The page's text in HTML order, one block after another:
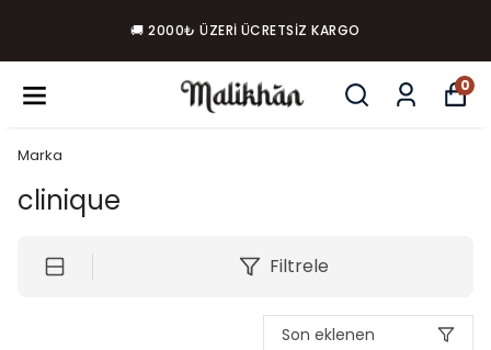
🚚 2000₺ ÜZERI ÜCRETSIZ KARGO
0
Marka
clinique
Filtrele
Son eklenen